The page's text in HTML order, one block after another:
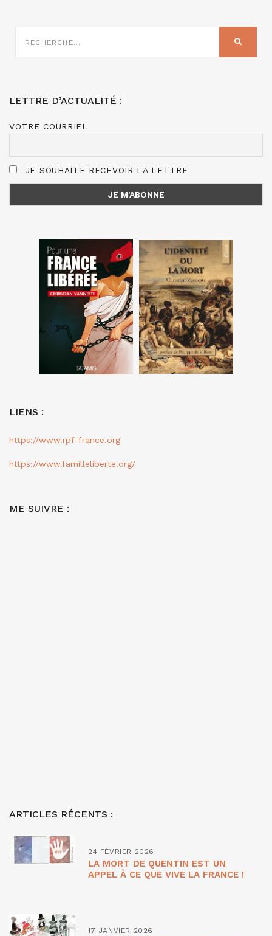
SUR
LETTRE D’ACTUALITÉ :
VOTRE COURRIEL
JE SOUHAITE RECEVOIR LA LETTRE
LIENS :
https://www.rpf-france.org
https://www.familleliberte.org/
ME SUIVRE :
ARTICLES RÉCENTS :
24 FÉVRIER 2026
LA MORT DE QUENTIN EST UN
APPEL À CE QUE VIVE LA FRANCE !
17 JANVIER 2026